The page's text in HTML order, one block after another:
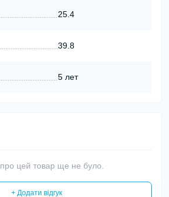
25.4
39.8
5 лет
про цей товар ще не було.
+ Додати відгук